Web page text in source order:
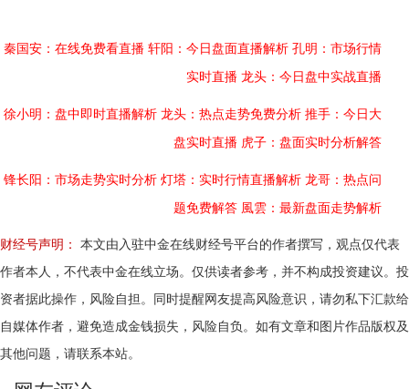
秦国安：在线免费看直播 轩阳：今日盘面直播解析 孔明：市场行情
实时直播 龙头：今日盘中实战直播
徐小明：盘中即时直播解析 龙头：热点走势免费分析 推手：今日大
盘实时直播 虎子：盘面实时分析解答
锋长阳：市场走势实时分析 灯塔：实时行情直播解析 龙哥：热点问
题免费解答 風雲：最新盘面走势解析
财经号声明：
本文由入驻中金在线财经号平台的作者撰写，观点仅代表
作者本人，不代表中金在线立场。仅供读者参考，并不构成投资建议。投
资者据此操作，风险自担。同时提醒网友提高风险意识，请勿私下汇款给
自媒体作者，避免造成金钱损失，风险自负。如有文章和图片作品版权及
其他问题，请联系本站。